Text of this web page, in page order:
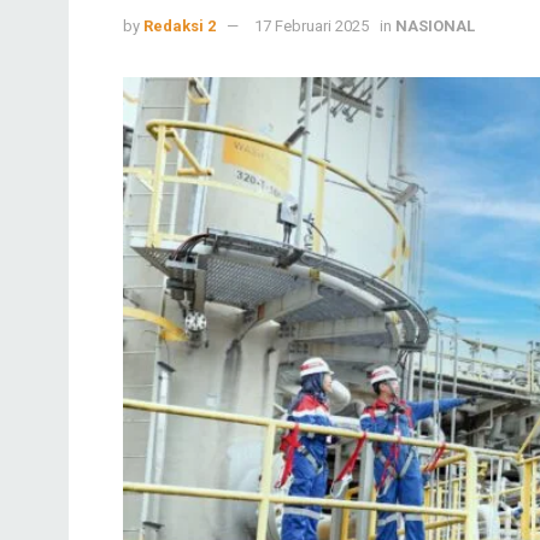
by Redaksi 2 17 Februari 2025 in NASIONAL